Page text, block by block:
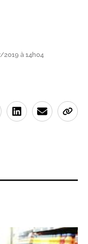
2019 à 14h04